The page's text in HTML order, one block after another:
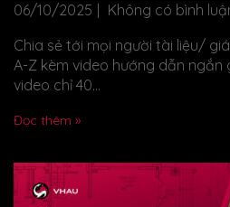
06/10/2025
Không có bình
Chia sẻ tới mọi người tài liệu/
A-Z kèm video hướng dẫn ngắn
video chỉ 40...
Đọc thêm »